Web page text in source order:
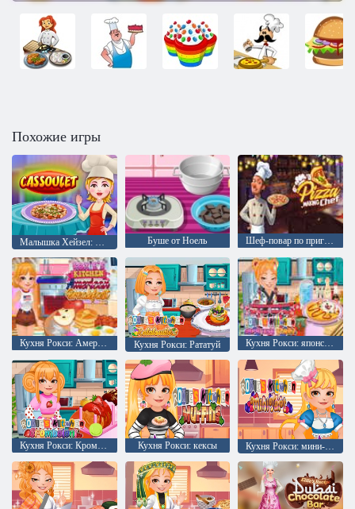
Похожие игры
Малышка Хейзел: Кассуле Буше от Ноель Шеф-повар по приготовлению пиццы
Кухня Рокси: Американский завтрак Кухня Рокси: Рататуй Кухня Рокси: японское карри
Кухня Рокси: Кромболони Кухня Рокси: кексы Кухня Рокси: мини-тарт